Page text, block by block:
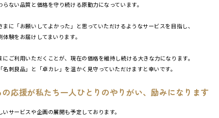
らない品質と価格を守り続ける原動力になっています。
まに「お願いしてよかった」と思っていただけるようなサービスを目指し、
験をお届けしてまいります。
にご利用いただくことが、現在の価格を維持し続ける大きな力になります。
名刺良品」と「卓カレ」を温かく見守っていただけますと幸いです。
応援が私たち一人ひとりのやりがい、励みになります
いサービスや企画の展開も予定しております。